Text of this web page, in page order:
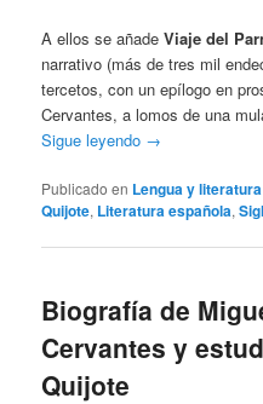
A ellos se añadeViaje del
narrativo (más de tres mil
tercetos, con un epílogo en
Cervantes, a lomos de una
Sigue leyendo →
Publicado en Lengua y literatura
Quijote, Literatura española,
Biografía de
Cervantes y
Quijote